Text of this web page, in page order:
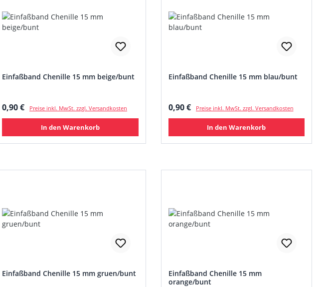
Einfaßband Chenille 15 mm beige/bunt
Regulärer Preis:
0,90 € Preise inkl. MwSt. zzgl. Versandkosten
In den Warenkorb
Einfaßband Chenille 15 mm blau/bunt
Regulärer Preis:
0,90 € Preise inkl. MwSt. zzgl. Versandkosten
In den Warenkorb
Einfaßband Chenille 15 mm gruen/bunt
Einfaßband Chenille 15 mm
orange/bunt